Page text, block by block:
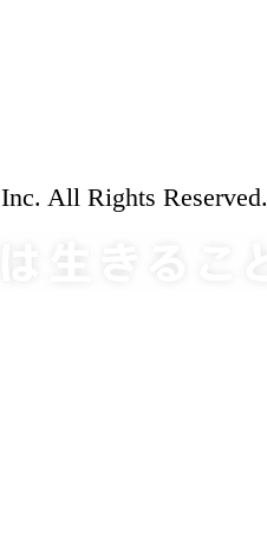
All Rights Reserved.